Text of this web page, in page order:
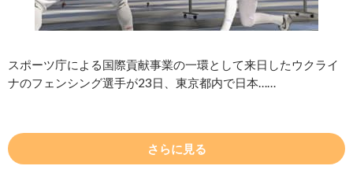
スポーツ庁による国際貢献事業の一環として来日したウクライ
ナのフェンシング選手が23日、東京都内で日本……
さらに見る